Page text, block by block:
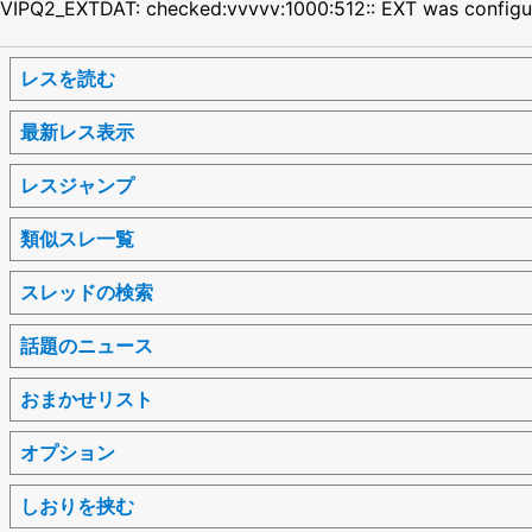
VIPQ2_EXTDAT: checked:vvvvv:1000:512:: EXT was
レスを読む
最新レス表示
レスジャンプ
類似スレ一覧
スレッドの検索
話題のニュース
おまかせリスト
オプション
しおりを挟む